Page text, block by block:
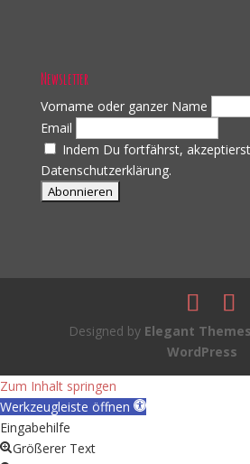
Newsletter
Vorname oder ganzer Name
Email
Indem Du fortfährst,
Datenschutzerklärung.
Designed by Elegant Themes
WordPress
Zum Inhalt springen
Werkzeugleiste öffnen
Eingabehilfe
Größerer Text